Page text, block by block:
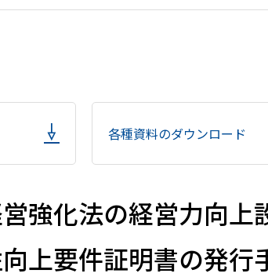
各種資料のダウンロード
強化法の経営力向上
上要件証明書の発行